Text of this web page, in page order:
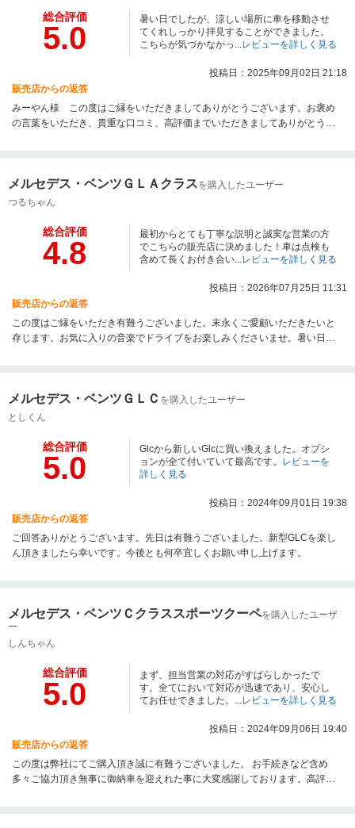
総合評価
5.0
暑い日でしたが、涼しい場所に車を移動させ
てくれしっかり拝見することができました。
こちらが気づかなかっ...レビューを詳しく見る
投稿日：2025年09月02日 21:18
販売店からの返答
みーやん様 この度はご縁をいただきましてありがとうございます。お褒め
の言葉をいただき、貴重な口コミ、高評価までいただきましてありがとうご
お願いいたします。
メルセデス・ベンツＧＬＡクラスを購入したユーザー
つるちゃん
総合評価
4.8
最初からとても丁寧な説明と誠実な営業の方
でこちらの販売店に決めました！車は点検も
含めて長くお付き合い...レビューを詳しく見る
投稿日：2026年07月25日 11:31
販売店からの返答
この度はご縁をいただき有難うございました。末永くご愛顧いただきたいと
存じます。お気に入りの音楽でドライブをお楽しみくださいませ。暑い日々
した。
メルセデス・ベンツＧＬＣ を購入したユーザー
としくん
総合評価
5.0
Glcから新しいGlcに買い換えました。オプシ
ョンが全て付いていて最高です。 レビューを
詳しく見る
投稿日：2024年09月01日 19:38
販売店からの返答
ご回答ありがとうございます。先日は有難うございました。新型GLCを楽し
ん頂きましたら幸いです。今後とも何卒宜しくお願い申し上げます。
メルセデス・ベンツＣクラススポーツクーペを購入したユーザ
ー
しんちゃん
総合評価
5.0
まず、担当営業の対応がすばらしかったで
す。全てにおいて対応が迅速であり、安心し
てお任せできました。...レビューを詳しく見る
投稿日：2024年09月06日 19:40
販売店からの返答
この度は弊社にてご購入頂き誠に有難うございました。 お手続きなど含め
多々ご協力頂き無事に御納車を迎えれた事に大変感謝しております。高評
す。またご不明な点などございましたらご相談頂ければと存じます。 今後と